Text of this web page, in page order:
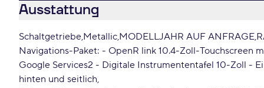
Ausstattung
Schaltgetriebe Metallic MODELLJAHR AUF ANFRAGE
Navigations-Paket: - OpenR link 10.4-Zoll-Touchscreen
Google Services2 - Digitale Instrumententafel 10-Zoll -
hinten und seitlich